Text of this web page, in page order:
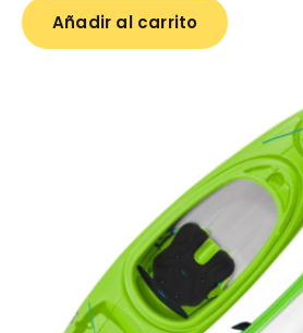
Añadir al carrito